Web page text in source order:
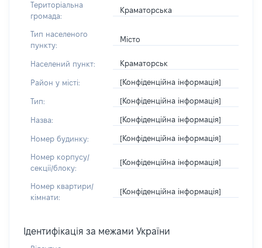
Територіальна
громада:
Краматорська
Тип населеного
пункту:
Місто
Населений пункт: Краматорськ
Район у місті: [Конфіденційна інформація]
Тип: [Конфіденційна інформація]
Назва: [Конфіденційна інформація]
Номер будинку: [Конфіденційна інформація]
Номер корпусу/
секції/блоку:
[Конфіденційна інформація]
Номер квартири/
кімнати:
[Конфіденційна інформація]
Ідентифікація за межами України